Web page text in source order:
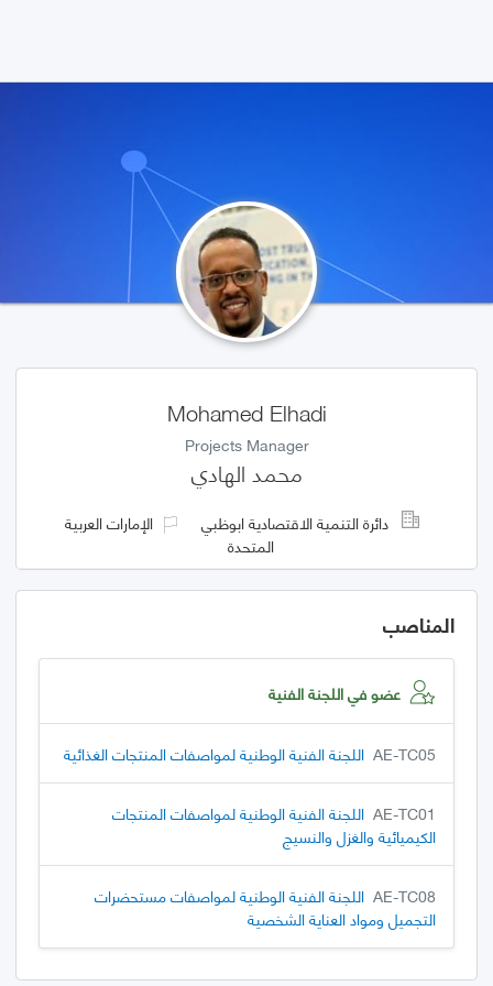
Mohamed Elhadi
Projects Manager
محمد الهادي
دائرة التنمية الاقتصادية ابوظبي
الإمارات العربية
المتحدة
المناصب
عضو في اللجنة الفنية
AE-TC05 اللجنة الفنية الوطنية لمواصفات المنتجات الغذائية
AE-TC01 اللجنة الفنية الوطنية لمواصفات المنتجات
الكيميائية والغزل والنسيج
AE-TC08 اللجنة الفنية الوطنية لمواصفات مستحضرات
التجميل ومواد العناية الشخصية